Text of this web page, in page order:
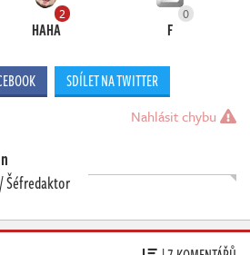
2
HAHA
0
F
SDÍLET NA TWITTER
Nahlásit chybu
Šéfredaktor